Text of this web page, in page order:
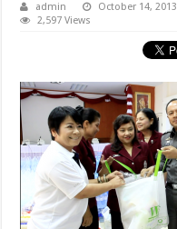
admin October 14, 2013
2,597 Views